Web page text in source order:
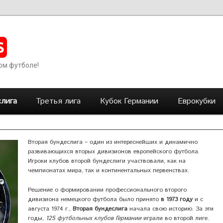
футболе!
Третья лига Кубок Германии Еврокубки
Вторая бундеслига – один из интереснейших и динамично
развивающихся вторых дивизионов европейского футбола.
Игроки клубов второй бундеслиги участвовали, как на
чемпионатах мира, так и континентальных первенствах.
Решение о формировании профессионального второго
дивизиона немецкого футбола было принято в 1973 годуи с
августа 1974 г., Вторая бундеслиганачала свою историю. За эти
годы, 125 футбольных клубов Германиииграли во второй лиге.